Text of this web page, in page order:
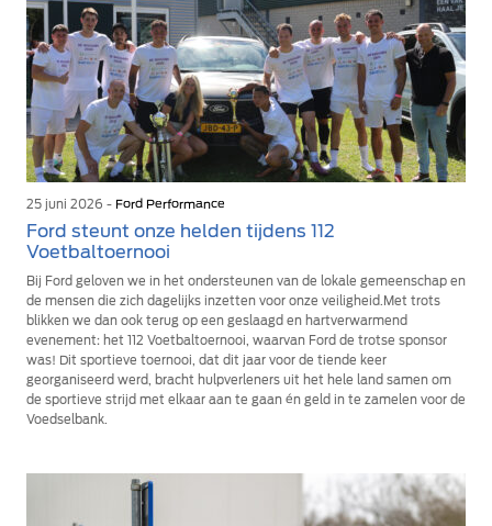
25 juni 2026 - Ford Performance
Ford steunt onze helden tijdens 112
Voetbaltoernooi
Bij Ford geloven we in het ondersteunen van de lokale gemeenschap en
de mensen die zich dagelijks inzetten voor onze veiligheid.Met trots
blikken we dan ook terug op een geslaagd en hartverwarmend
evenement: het 112 Voetbaltoernooi, waarvan Ford de trotse sponsor
was! Dit sportieve toernooi, dat dit jaar voor de tiende keer
georganiseerd werd, bracht hulpverleners uit het hele land samen om
de sportieve strijd met elkaar aan te gaan én geld in te zamelen voor de
Voedselbank.